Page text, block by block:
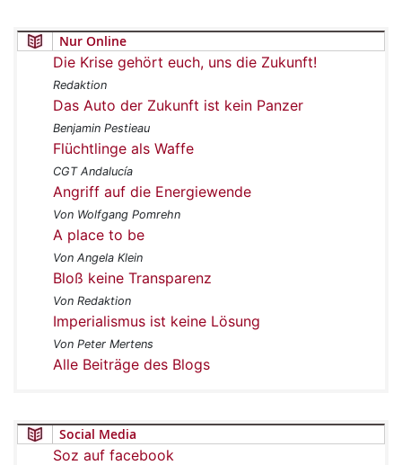
Nur Online
Die Krise gehört euch, uns die Zukunft!
Redaktion
Das Auto der Zukunft ist kein Panzer
Benjamin Pestieau
Flüchtlinge als Waffe
CGT Andalucía
Angriff auf die Energiewende
Von Wolfgang Pomrehn
A place to be
Von Angela Klein
Bloß keine Transparenz
Von Redaktion
Imperialismus ist keine Lösung
Von Peter Mertens
Alle Beiträge des Blogs
Social Media
Soz auf facebook